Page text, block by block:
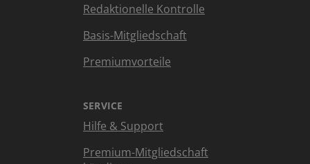
Redaktionelle Kontrolle
Basis-Mitgliedschaft
Premiumvorteile
SERVICE
Hilfe & Support
Premium-Mitgliedschaft